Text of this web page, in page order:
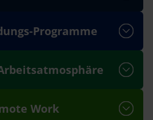
Programme
Work